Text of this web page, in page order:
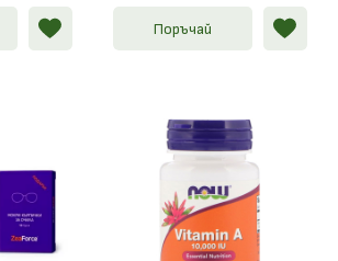
Поръчай